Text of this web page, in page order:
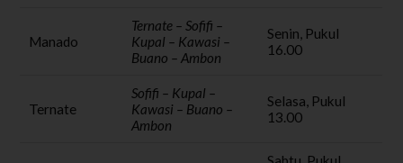
Manado
Ternate – Sofifi –
Kupal – Kawasi –
Buano – Ambon
Senin, Pukul
16.00
Ternate
Sofifi – Kupal –
Kawasi – Buano –
Ambon
Selasa, Pukul
13.00